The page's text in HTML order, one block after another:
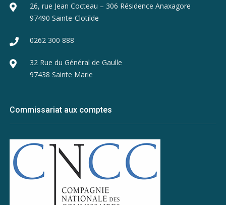
26, rue Jean Cocteau – 306 Résidence Anaxagore
97490 Sainte-Clotilde
0262 300 888
32 Rue du Général de Gaulle
97438 Sainte Marie
Commissariat aux comptes